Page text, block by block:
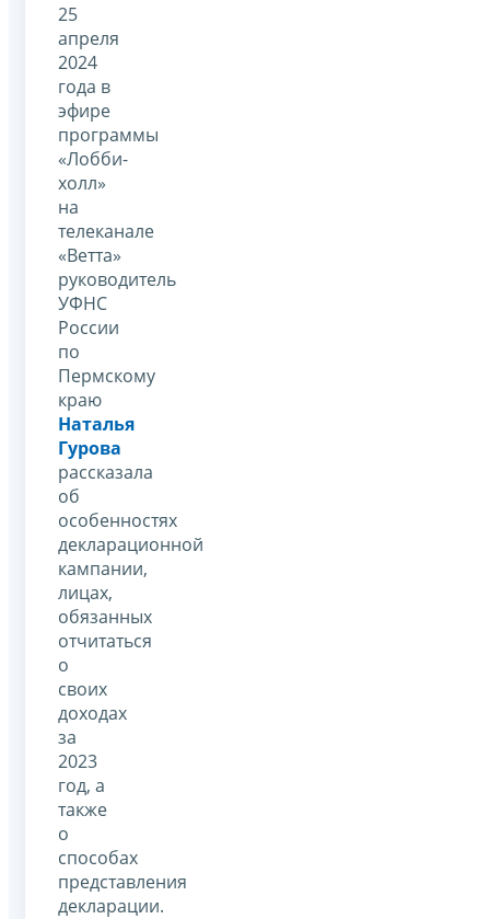
25
апреля
2024
года в
эфире
программы
«Лобби-
холл»
на
телеканале
«Ветта»
руководитель
УФНС
России
по
Пермскому
краю
Наталья
Гурова
рассказала
об
особенностях
декларационной
кампании,
лицах,
обязанных
отчитаться
о
своих
доходах
за
2023
год, а
также
о
способах
представления
декларации.